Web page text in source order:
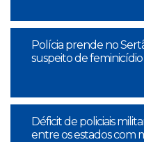
Polícia prende no
suspeito de
Déficit de policiais
entre os estados com